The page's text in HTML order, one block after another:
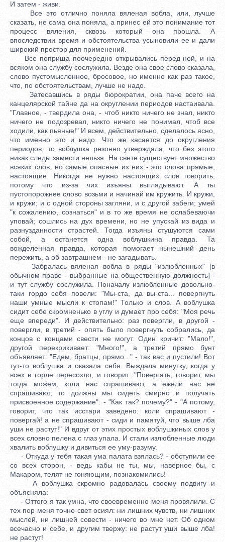
И затем - живи.
Все это отлично поняла вяленая вобла, или, лучше
сказать, не сама она поняла, а принес ей это понимание тот
процесс вяления, сквозь который она прошла. А
впоследствии время и обстоятельства усыновили ее и дали
широкий простор для применений.
Все поприща поочередно открывались перед ней, и на
всяком она службу сослужила. Везде она свое слово сказала,
слово пустомысленное, бросовое, но именно как раз такое,
что, по обстоятельствам, лучше не надо.
Затесавшись в ряды бюрократии, она паче всего на
канцелярской тайне да на округлении периодов настаивала.
"Главное, - твердила она, - чтоб никто ничего не знал, никто
ничего не подозревал, никто ничего не понимал, чтоб все
ходили, как пьяные!" И всем, действительно, сделалось ясно,
что именно это и надо. Что же касается до округления
периодов, то воблушка резонно утверждала, что без этого
никак следы замести нельзя. На свете существует множество
всяких слов, но самые опасные из них - это слова прямые,
настоящие. Никогда не нужно настоящих слов говорить,
потому что из-за чих изъяны выглядывают. А ты
пустопорожнее слово возьми и начинай им кружить. И кружи,
и кружи; и с одной стороны загляни, и с другой забеги; умей
"к сожалению, сознаться" и в то же время не ослабеваючи
уповай; сошлись на дух времени, но не упускай из вида и
разнузданности страстей. Тогда изъяны стушуются сами
собой, а останется одна воблушкина правда. Та
вожделенная правда, которая помогает нынешний день
пережить, а об завтрашнем - не загадывать.
Забралась вяленая вобла в ряды "излюбленных" [в
обычном праве - выбранные на общественную должность] -
и тут службу сослужила. Поначалу излюбленные довольно-
таки гордо себя повели: "Мы-ста, да вы-ста... повергнуть
наши умные мысли к стопам!" Только и слов. А воблушка
сидит себе скромненько в углу и думает про себя: "Моя речь
еще впереди". И действительно: раз повергли, в другой -
повергли, в третий - опять было повергнуть собрались, да
концов с концами свести не могут. Один кричит: "Мало!",
другой перекрикивает: "Много!", а третий прямо бунт
объявляет: "Едем, братцы, прямо..." - так вас и пустили! Вот
тут-то воблушка и оказала себя. Выждала минутку, когда у
всех в горле пересохло, и говорит: "Повергать, говорит, мы
тогда можем, коли нас спрашивают, а ежели нас не
спрашивают, то должны мы сидеть смирно и получать
присвоенное содержание". - "Как так? почему?" - "А потому,
говорит, что так исстари заведено: коли спрашивают -
повергай! а не спрашивают - сиди и памятуй, что выше лба
уши не растут!" И вдруг от этих простых воблушкиных слов у
всех словно пелена с глаз упала. И стали излюбленные люди
хвалить воблушку и дивиться ее уму-разуму.
- Откуда у тебя такая ума палата взялась? - обступили ее
со всех сторон, - ведь кабы не ты, мы, наверное бы, с
Макаром, телят не гоняющим, познакомились!
А воблушка скромно радовалась своему подвигу и
объясняла:
- Оттого я так умна, что своевременно меня провялили. С
тех пор меня точно свет осиял: ни лишних чувств, ни лишних
мыслей, ни лишней совести - ничего во мне нет. Об одном
всечасно и себе, и другим твержу: не растут уши выше лба!
не растут!